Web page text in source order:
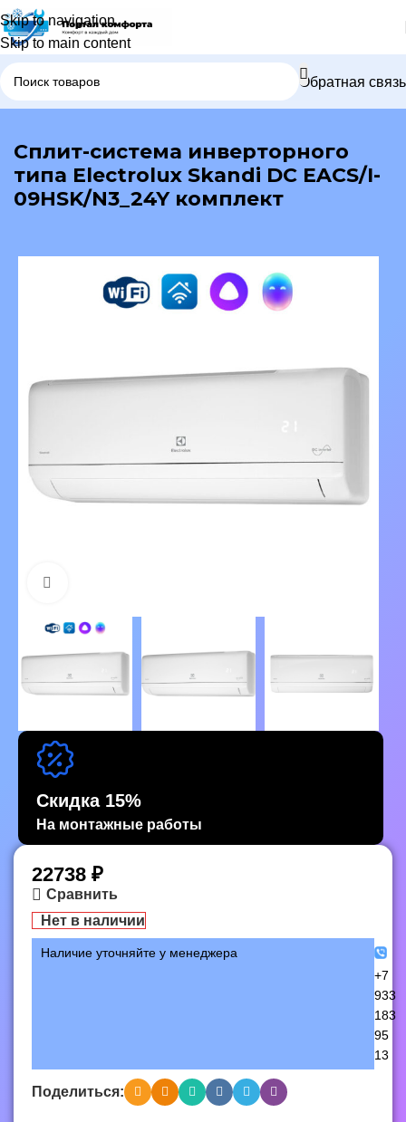
Skip to navigation
Skip to main content
Обратная связь
В каталог
Сплит-система инверторного
типа Electrolux Skandi DC EACS/I-
09HSK/N3_24Y комплект
Скидка 15%
На монтажные работы
22738 ₽
Сравнить
Нет в наличии
Наличие уточняйте у менеджера
+7
933
183
95
13
Поделиться: